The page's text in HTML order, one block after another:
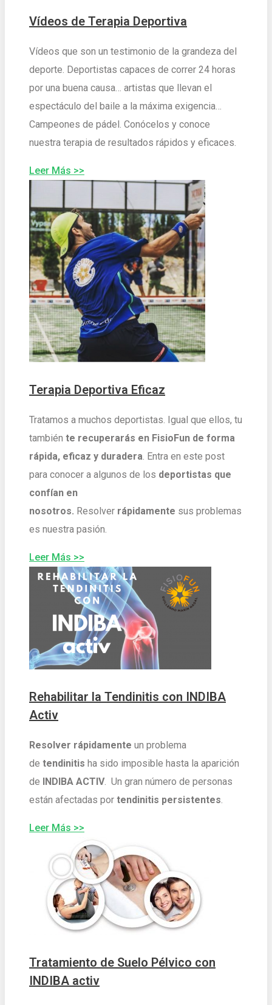
Vídeos de Terapia Deportiva
Vídeos que son un testimonio de la grandeza del
deporte. Deportistas capaces de correr 24 horas
por una buena causa… artistas que llevan el
espectáculo del baile a la máxima exigencia…
Campeones de pádel. Conócelos y conoce
nuestra terapia de resultados rápidos y eficaces.
Leer Más >>
Terapia Deportiva Eficaz
Tratamos a muchos deportistas. Igual que ellos, tu
también te recuperarás en FisioFun de forma
rápida, eficaz y duradera . Entra en este post
para conocer a algunos de los deportistas que
confían en
nosotros. Resolver rápidamente sus problemas
es nuestra pasión.
Leer Más >>
Rehabilitar la Tendinitis con INDIBA
Activ
Resolver rápidamente un problema
de tendinitis ha sido imposible hasta la aparición
de INDIBA ACTIV. Un gran número de personas
están afectadas por tendinitis persistentes
Leer Más >>
Tratamiento de Suelo Pélvico con
INDIBA activ